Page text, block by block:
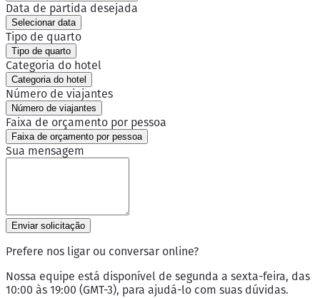
Data de partida desejada
Selecionar data
Tipo de quarto
Tipo de quarto
Categoria do hotel
Categoria do hotel
Número de viajantes
Número de viajantes
Faixa de orçamento por pessoa
Faixa de orçamento por pessoa
Sua mensagem
Enviar solicitação
Prefere nos ligar ou conversar online?
Nossa equipe está disponível de segunda a sexta-feira, das
10:00 às 19:00 (GMT-3), para ajudá-lo com suas dúvidas.